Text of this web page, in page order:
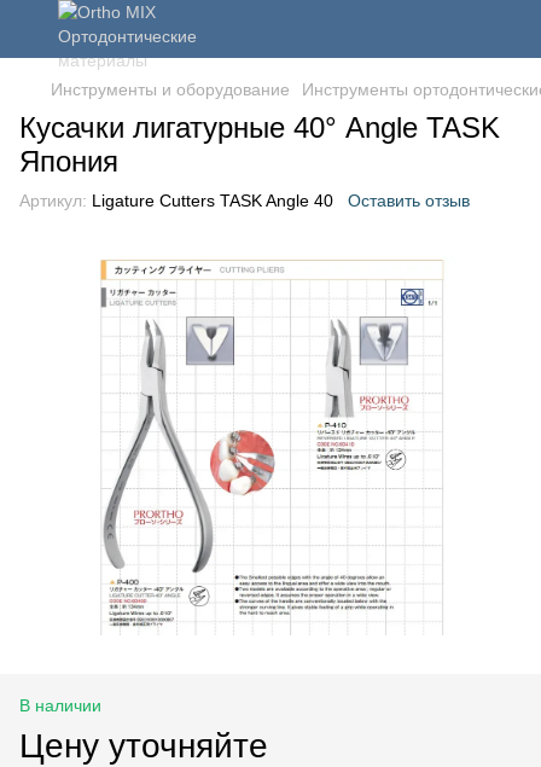
Инструменты и оборудование Инструменты
Кусачки лигатурные 40° Angle TASK
Япония
Артикул: Ligature Cutters TASK Angle 40 Оставить отзыв
В наличии
Цену уточняйте